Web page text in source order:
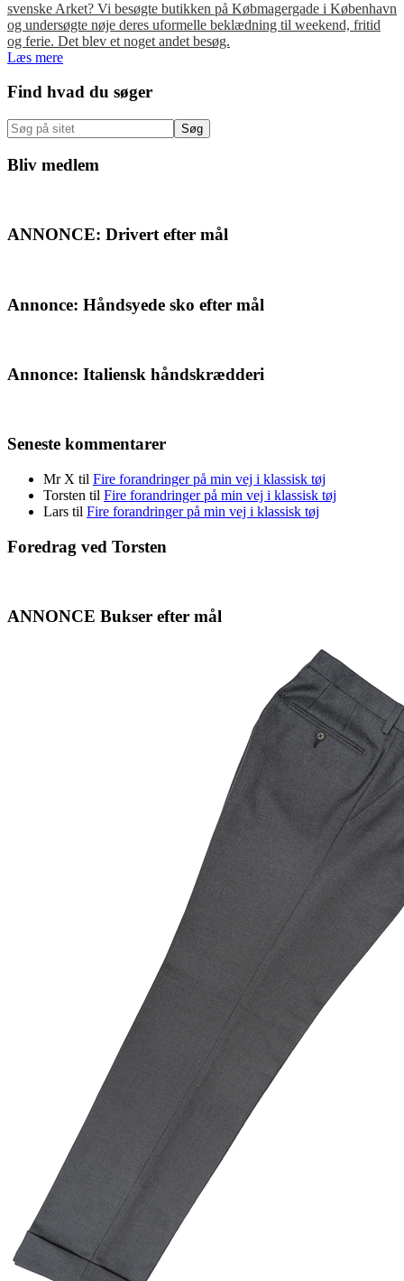
svenske Arket? Vi besøgte butikken på Købmagergade i København
og undersøgte nøje deres uformelle beklædning til weekend, fritid
og ferie. Det blev et noget andet besøg.
Læs mere
Primær
Sidebar
Find hvad du søger
Søg
på
sitet
Bliv medlem
ANNONCE: Drivert efter mål
Annonce: Håndsyede sko efter mål
Annonce: Italiensk håndskrædderi
Seneste kommentarer
Mr X til Fire forandringer på min vej i klassisk tøj
Torsten til Fire forandringer på min vej i klassisk tøj
Lars til Fire forandringer på min vej i klassisk tøj
Foredrag ved Torsten
ANNONCE Bukser efter mål